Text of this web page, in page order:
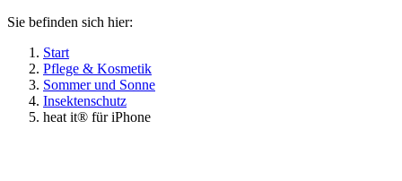
Sie befinden sich hier:
Start
Pflege & Kosmetik
Sommer und Sonne
Insektenschutz
heat it® für iPhone